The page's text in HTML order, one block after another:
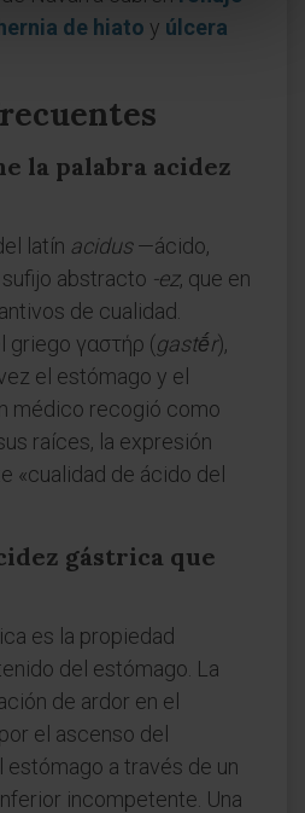
hernia de hiato y úlcera
la palabra acidez
latín acidus—ácido,
abstracto -ez, que en
de cualidad.
griego γαστήρ (gastḗr),
el estómago y el
médico recogió como
raíces, la expresión
«cualidad de ácido del
gástrica que
es la propiedad
del estómago. La
de ardor en el
el ascenso del
a través de un
incompetente. Una